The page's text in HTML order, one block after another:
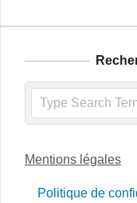
Search
Mentions légales
Politique de